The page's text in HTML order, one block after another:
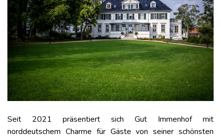
Seit 2021 präsentiert sich Gut Immenhof mit
norddeutschem Charme für Gäste von seiner schönsten